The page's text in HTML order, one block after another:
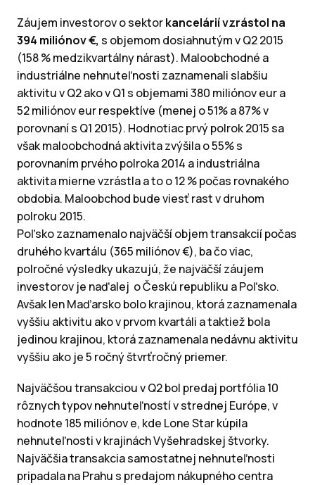
Záujem investorov o sektorkancelárií vzrástol na
394 miliónov €, s objemom dosiahnutým v Q2 2015
(158 % medzikvartálny nárast). Maloobchodné a
industriálne nehnuteľnosti zaznamenali slabšiu
aktivitu v Q2 ako v Q1 s objemami 380 miliónov eur a
52 miliónov eur respektíve (menej o 51% a 87% v
porovnaní s Q1 2015). Hodnotiac prvý polrok 2015 sa
však maloobchodná aktivita zvýšila o 55% s
porovnaním prvého polroka 2014 a industriálna
aktivita mierne vzrástla a to o 12 % počas rovnakého
obdobia. Maloobchod bude viesť rast v druhom
polroku 2015.
Poľsko zaznamenalo najväčší objem transakcií počas
druhého kvartálu (365 miliónov €), ba čo viac,
polročné výsledky ukazujú, že najväčší záujem
investorov je naďalej o Českú republiku a Poľsko.
Avšak len Maďarsko bolo krajinou, ktorá zaznamenala
vyššiu aktivitu ako v prvom kvartáli a taktiež bola
jedinou krajinou, ktorá zaznamenala nedávnu aktivitu
vyššiu ako je 5 ročný štvrťročný priemer.
Najväčšou transakciou v Q2 bol predaj portfólia 10
rôznych typov nehnuteľností v strednej Európe, v
hodnote 185 miliónov e, kde Lone Star kúpila
nehnuteľnosti v krajinách Vyšehradskej štvorky.
Najväčšia transakcia samostatnej nehnuteľnosti
pripadala na Prahu s predajom nákupného centra